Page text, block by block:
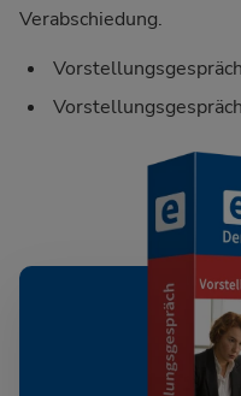
Verabschiedung.